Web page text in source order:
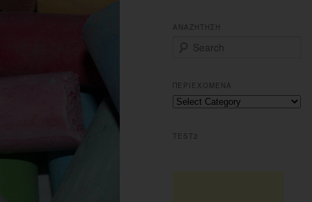
ΑΝΑΖΗΤΗΣΗ
r
c
h
ΠΕΡΙΕΧΟΜΕΝΑ
Περιεχομενα
TEST2